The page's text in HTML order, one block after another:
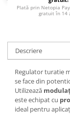
Invertoare DC-
Scule si aparate
Aparate de
Scule
Lipit si
Cabluri,
Plată prin Netopia
gratuit în 14
Descriere
Regulator turatie
se face din
Utilizează
este echipat cu
ideal pentru